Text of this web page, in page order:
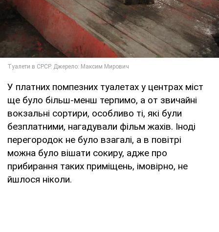
У платних помпезних туалетах у центрах міст
ще було більш-менш терпимо, а от звичайні
вокзальні сортири, особливо ті, які були
безплатними, нагадували фільм жахів. Іноді
перегородок не було взагалі, а в повітрі
можна було вішати сокиру, адже про
прибирання таких приміщень, імовірно, не
йшлося ніколи.